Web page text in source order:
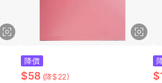
降價
$58 (降$22)